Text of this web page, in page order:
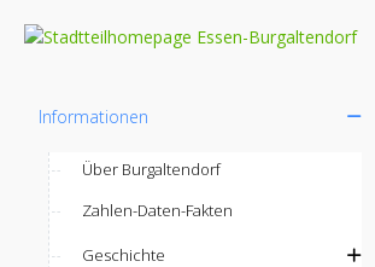
Informationen
Über Burgaltendorf
Zahlen-Daten-Fakten
Geschichte